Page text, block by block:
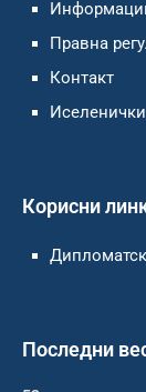
Правна
Контакт
Корисни
Последни